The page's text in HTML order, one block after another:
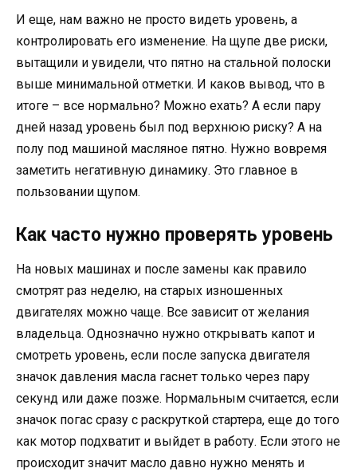
И еще, нам важно не просто видеть уровень, а
контролировать его изменение. На щупе две риски,
вытащили и увидели, что пятно на стальной полоски
выше минимальной отметки. И каков вывод, что в
итоге – все нормально? Можно ехать? А если пару
дней назад уровень был под верхнюю риску? А на
полу под машиной масляное пятно. Нужно вовремя
заметить негативную динамику. Это главное в
пользовании щупом.
Как часто нужно проверять уровень
На новых машинах и после замены как правило
смотрят раз неделю, на старых изношенных
двигателях можно чаще. Все зависит от желания
владельца. Однозначно нужно открывать капот и
смотреть уровень, если после запуска двигателя
значок давления масла гаснет только через пару
секунд или даже позже. Нормальным считается, если
значок погас сразу с раскруткой стартера, еще до того
как мотор подхватит и выйдет в работу. Если этого не
происходит значит масло давно нужно менять и